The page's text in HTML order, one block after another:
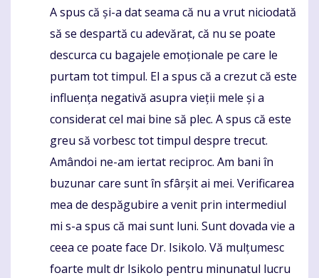
A spus că și-a dat seama că nu a vrut niciodată
să se despartă cu adevărat, că nu se poate
descurca cu bagajele emoționale pe care le
purtam tot timpul. El a spus că a crezut că este
influența negativă asupra vieții mele și a
considerat cel mai bine să plec. A spus că este
greu să vorbesc tot timpul despre trecut.
Amândoi ne-am iertat reciproc. Am bani în
buzunar care sunt în sfârșit ai mei. Verificarea
mea de despăgubire a venit prin intermediul
mi s-a spus că mai sunt luni. Sunt dovada vie a
ceea ce poate face Dr. Isikolo. Vă mulțumesc
foarte mult dr Isikolo pentru minunatul lucru